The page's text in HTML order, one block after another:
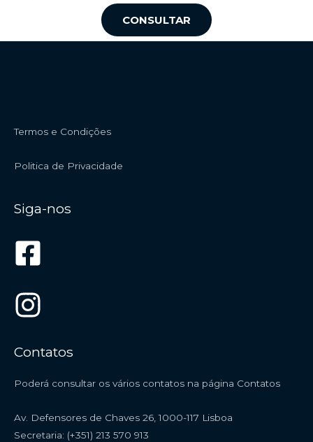
CONSULTAR
Termos e Condições
Politica de Privacidade
Siga-nos
Contatos
Poderá consultar os vários contatos na página Contatos
Av. Defensores de Chaves 26, 1000-117 Lisboa
Secretaria: (+351) 213 570 913